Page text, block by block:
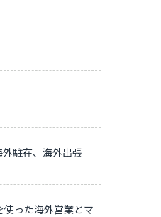
駐在、海外出張
った海外営業とマ